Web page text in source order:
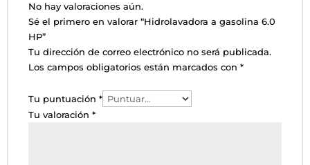
No hay valoraciones aún.
Sé el primero en valorar “Hidrolavadora a gasolina 6.0
HP”
Tu dirección de correo electrónico no será publicada.
Los campos obligatorios están marcados con *
Tu puntuación *
Tu valoración *